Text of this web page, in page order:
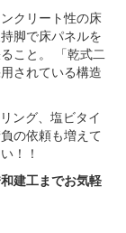
クリート性の床
脚で床パネルを
こと。 「乾式二
されている構造
ング、塩ビタイ
の依頼も増えて
！！
建工までお気軽